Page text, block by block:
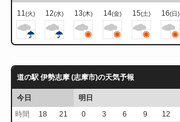
11(火) 12(水) 13(木) 14(金) 15(土) 16(日)
道の駅 伊勢志摩 (志摩市)の天気予報
今日
明日
時間
18 21 0 3 6 9 12